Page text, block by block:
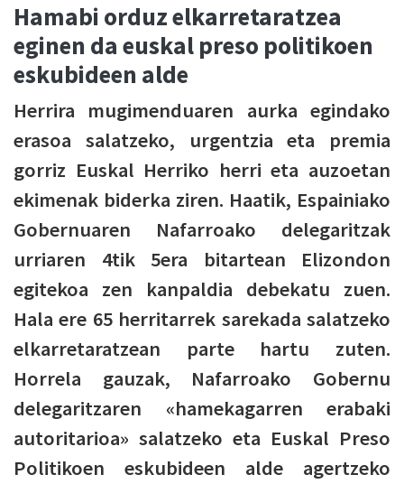
Hamabi orduz elkarretaratzea
eginen da euskal preso politikoen
eskubideen alde
Herrira mugimenduaren aurka egindako
erasoa salatzeko, urgentzia eta premia
gorriz Euskal Herriko herri eta auzoetan
ekimenak biderka­ ziren. Haatik, Espainiako
Gobernuaren Nafarroako delegaritzak
urriaren 4tik 5era bitartean Elizondon
egitekoa zen kanpaldia debekatu zuen.
Hala ere 65 herritarrek sarekada salatzeko
elkarretaratzean parte hartu zuten.
Horrela gauzak, Nafarroako Gobernu
delegaritzaren «hamekagarren erabaki
autoritarioa» salatzeko eta Euskal Preso
Politikoen eskubideen alde agertzeko